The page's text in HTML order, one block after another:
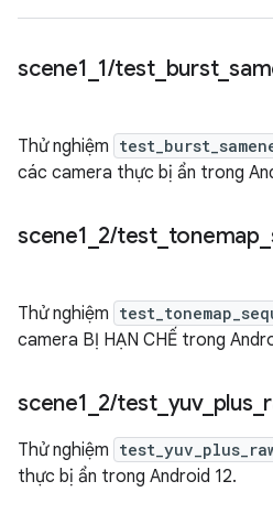
scene1 1/test_ burst_
Thử nghiệm
các camera thực bị ẩn trong
scene1 2/test_ tonemap_
Thử nghiệm
camera BỊ HẠN CHẾ trong
scene1 2/test_ yuv_ plus
Thử nghiệm
thực bị ẩn trong Android 12.